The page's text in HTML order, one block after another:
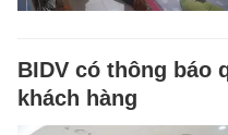
BIDV có thông báo
khách hàng